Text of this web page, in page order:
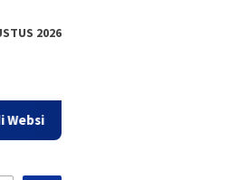
2026
Sorot Bandung - Aktual